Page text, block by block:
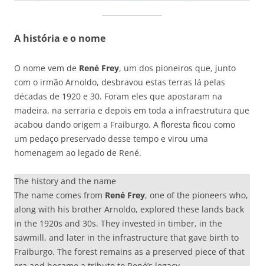
A história e o nome
O nome vem de René Frey, um dos pioneiros que, junto
com o irmão Arnoldo, desbravou estas terras lá pelas
décadas de 1920 e 30. Foram eles que apostaram na
madeira, na serraria e depois em toda a infraestrutura que
acabou dando origem a Fraiburgo. A floresta ficou como
um pedaço preservado desse tempo e virou uma
homenagem ao legado de René.
The history and the name
The name comes from René Frey, one of the pioneers who,
along with his brother Arnoldo, explored these lands back
in the 1920s and 30s. They invested in timber, in the
sawmill, and later in the infrastructure that gave birth to
Fraiburgo. The forest remains as a preserved piece of that